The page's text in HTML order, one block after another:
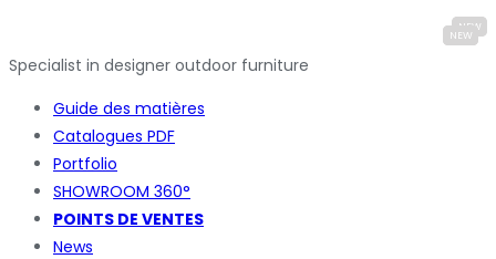
Specialist in designer outdoor furniture
Guide des matières
Catalogues PDF
Portfolio
SHOWROOM 360°
POINTS DE VENTES
News